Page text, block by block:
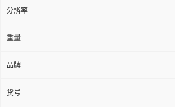
分辨率
重量
品牌
货号